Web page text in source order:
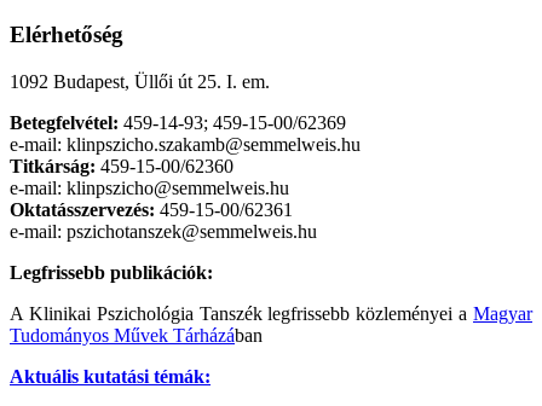
Elérhetőség
1092 Budapest, Üllői út 25. I. em.
Betegfelvétel: 459-14-93; 459-15-00/62369
e-mail: klinpszicho.szakamb@semmelweis.hu
Titkárság: 459-15-00/62360
e-mail: klinpszicho@semmelweis.hu
Oktatásszervezés: 459-15-00/62361
e-mail: pszichotanszek@semmelweis.hu
Legfrissebb publikációk:
A Klinikai Pszichológia Tanszék legfrissebb közleményei a Magyar
Tudományos Művek Tárházában
Aktuális kutatási témák: